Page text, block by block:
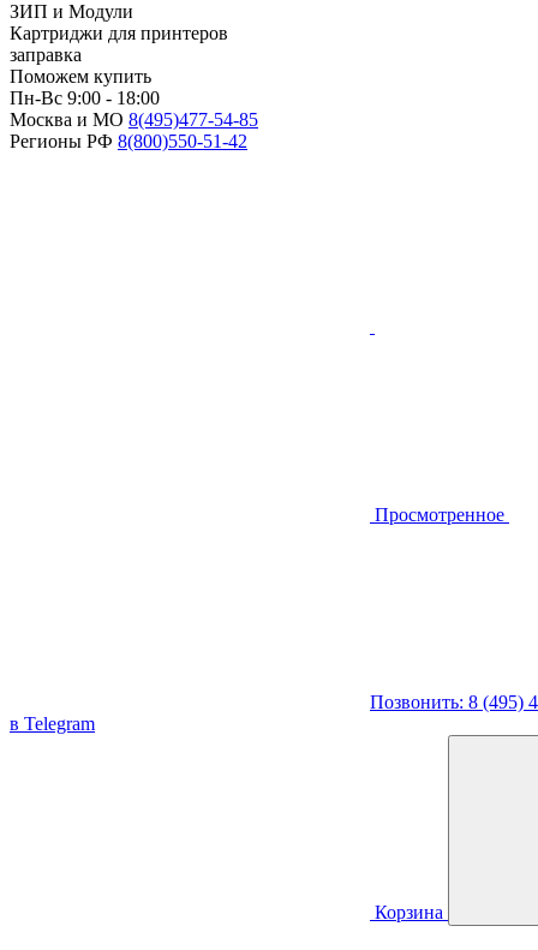
ЗИП и Модули
Картриджи для принтеров
заправка
Поможем купить
Пн-Вс 9:00 - 18:00
Москва и МО 8(495)477-54-85
Регионы РФ 8(800)550-51-42
Просмотренное
Позвонить: 8 (495)
в Telegram
Корзина